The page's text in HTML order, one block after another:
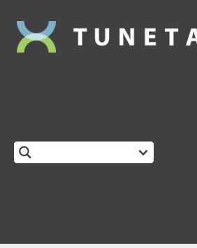
This form is temporarily unavailable.